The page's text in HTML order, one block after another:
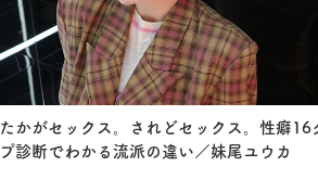
たかがセックス。されどセックス。性癖16
プ診断でわかる流派の違い／妹尾ユウカ